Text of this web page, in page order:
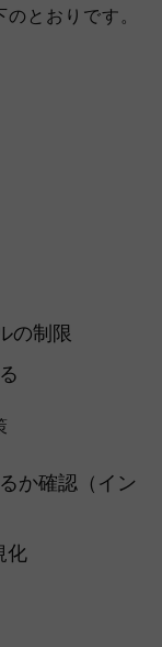
とおりです。
の制限
か確認（イン
化